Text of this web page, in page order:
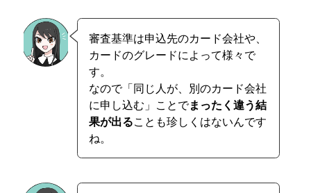
審査基準は申込先のカード会社や、
カードのグレードによって様々で
す。
なので「同じ人が、別のカード会社
に申し込む」ことでまったく違う結
果が出ることも珍しくはないんです
ね。